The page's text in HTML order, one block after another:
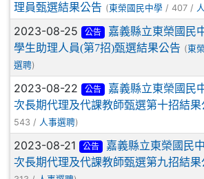
理員甄選結果公告 (東榮國民中學 / 407 /
2023-08-25 公告
嘉義縣立東榮國民
學生助理人員(第7招)甄選結果公告 (東
選聘)
2023-08-22 公告
嘉義縣立東榮國民
次長期代理及代課教師甄選第十招結果
543 / 人事選聘)
2023-08-21 公告
嘉義縣立東榮國民
次長期代理及代課教師甄選第九招結果